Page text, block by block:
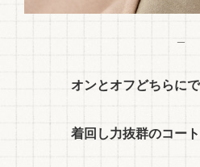
オンとオフどちらに
着回し力抜群のコー